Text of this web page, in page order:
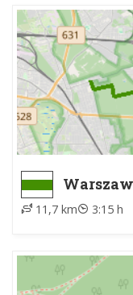
-
11,7 km 3:15 h